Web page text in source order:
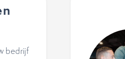
bedrijf